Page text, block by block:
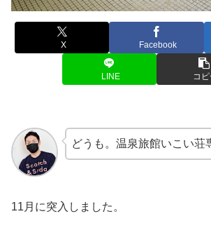
X Facebook
LINE コピ
どうも。温泉旅館いこい荘
11月に突入しました。